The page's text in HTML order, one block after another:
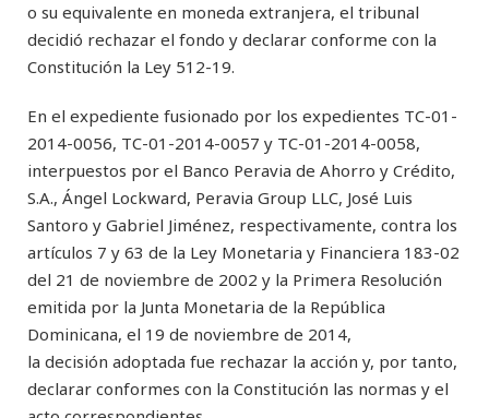
o su equivalente en moneda extranjera, el tribunal
decidió rechazar el fondo y declarar conforme con la
Constitución la Ley 512-19.
En el expediente fusionado por los expedientes TC-01-
2014-0056, TC-01-2014-0057 y TC-01-2014-0058,
interpuestos por el Banco Peravia de Ahorro y Crédito,
S.A., Ángel Lockward, Peravia Group LLC, José Luis
Santoro y Gabriel Jiménez, respectivamente, contra los
artículos 7 y 63 de la Ley Monetaria y Financiera 183-02
del 21 de noviembre de 2002 y la Primera Resolución
emitida por la Junta Monetaria de la República
Dominicana, el 19 de noviembre de 2014,
la decisión adoptada fue rechazar la acción y, por tanto,
declarar conformes con la Constitución las normas y el